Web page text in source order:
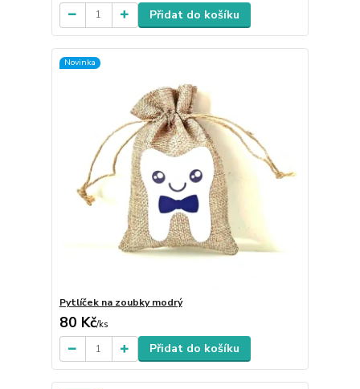
Přidat do košíku
Novinka
Pytlíček na zoubky modrý
80 Kč/ks
Přidat do košíku